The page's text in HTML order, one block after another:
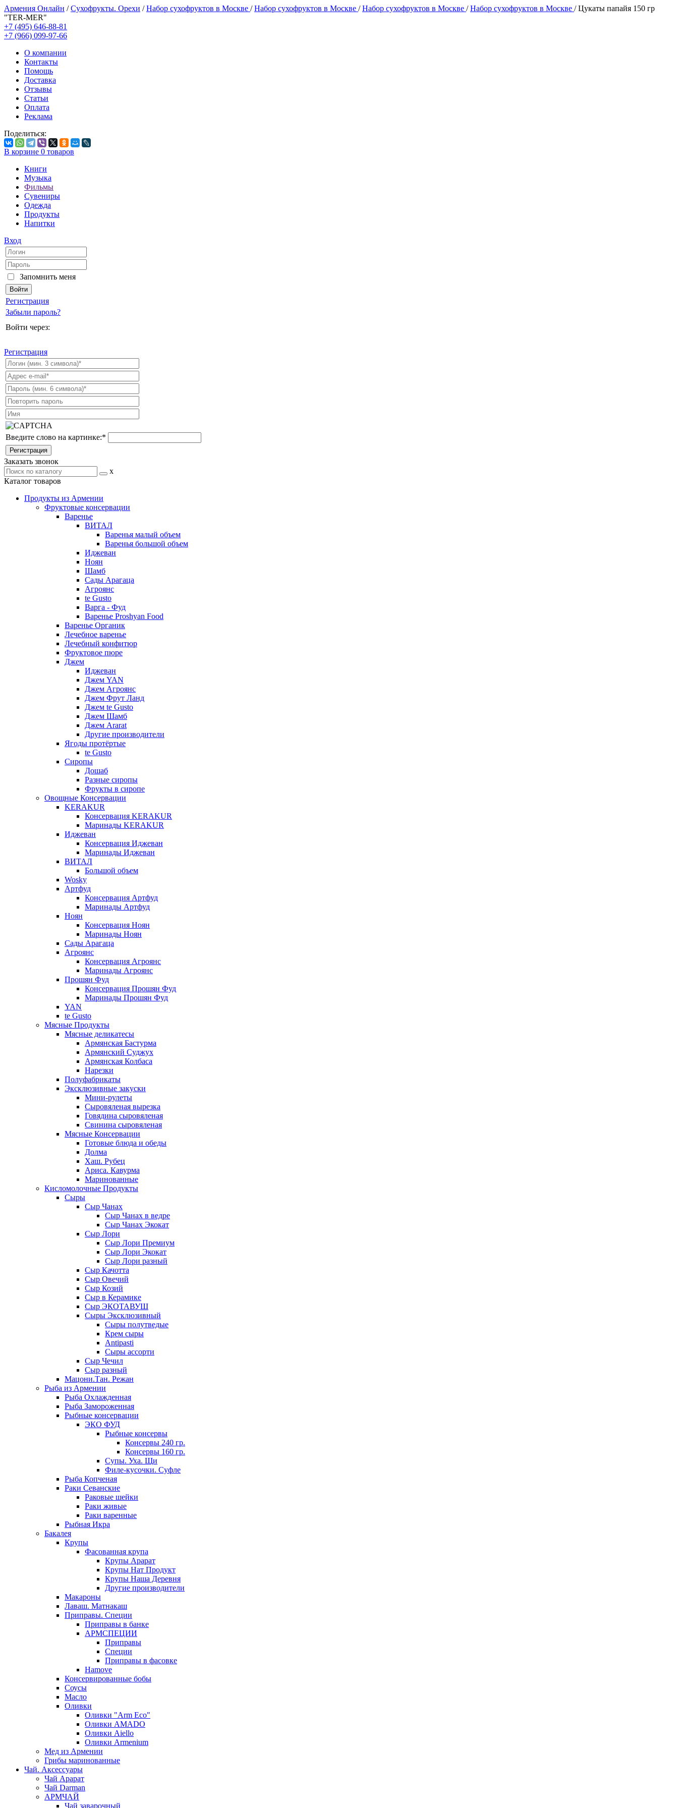
Армения Онлайн /Сухофрукты. Орехи /Набор сухофруктов в Москве /Набор сухофруктов в Москве /Набор сухофруктов в Москве /Набор сухофруктов в Москве /Цукаты папайя 150 гр
"TER-MER"
+7 (495) 646-88-81
+7 (966) 099-97-66
О компании
Контакты
Помощь
Доставка
Отзывы
Статьи
Оплата
Реклама
Поделиться:
В корзине 0 товаров
Книги
Музыка
Фильмы
Сувениры
Одежда
Продукты
Напитки
Вход
Запомнить меня
Регистрация
Забыли пароль?
Войти через:
Регистрация
Введите слово на картинке:*
Заказать звонок
x
Каталог товаров
Продукты из Армении
Фруктовые консервации
Варенье
ВИТАЛ
Варенья малый объем
Варенья большой объем
Иджеван
Ноян
Шамб
Сады Арагаца
Агроянс
te Gusto
Варга - Фуд
Варенье Proshyan Food
Варенье Органик
Лечебное варенье
Лечебный конфитюр
Фруктовое пюре
Джем
Иджеван
Джем YAN
Джем Агроянс
Джем Фрут Ланд
Джем te Gusto
Джем Шамб
Джем Ararat
Другие производители
Ягоды протёртые
te Gusto
Сиропы
Дошаб
Разные сиропы
Фрукты в сиропе
Овощные Консервации
KERAKUR
Консервация KERAKUR
Маринады KERAKUR
Иджеван
Консервация Иджеван
Маринады Иджеван
ВИТАЛ
Большой объем
Wosky
Артфуд
Консервация Артфуд
Маринады Артфуд
Ноян
Консервация Ноян
Маринады Ноян
Сады Арагаца
Агроянс
Консервация Агроянс
Маринады Агроянс
Прошян Фуд
Консервация Прошян Фуд
Маринады Прошян Фуд
YAN
te Gusto
Мясные Продукты
Мясные деликатесы
Армянская Бастурма
Армянский Суджух
Армянская Колбаса
Нарезки
Полуфабрикаты
Эксклюзивные закуски
Мини-рулеты
Сыровяленая вырезка
Говядина сыровяленая
Свинина сыровяленая
Мясные Консервации
Готовые блюда и обеды
Долма
Хаш. Рубец
Ариса. Кавурма
Маринованные
Кисломолочные Продукты
Сыры
Сыр Чанах
Сыр Чанах в ведре
Сыр Чанах Экокат
Сыр Лори
Сыр Лори Премиум
Сыр Лори Экокат
Сыр Лори разный
Сыр Качотта
Сыр Овечий
Сыр Козий
Сыр в Керамике
Сыр ЭКОТАВУШ
Сыры Эксклюзивный
Сыры полутведые
Крем сыры
Antipasti
Сыры ассорти
Сыр Чечил
Сыр разный
Мацони.Тан. Режан
Рыба из Армении
Рыба Охлажденная
Рыба Замороженная
Рыбные консервации
ЭКО ФУД
Рыбные консервы
Консервы 240 гр.
Консервы 160 гр.
Супы. Уха. Щи
Филе-кусочки. Суфле
Рыба Копченая
Раки Севанские
Раковые шейки
Раки живые
Раки варенные
Рыбная Икра
Бакалея
Крупы
Фасованная крупа
Крупы Арарат
Крупы Нат Продукт
Крупы Наша Деревня
Другие производители
Макароны
Лаваш. Матнакаш
Приправы. Специи
Приправы в банке
АРМСПЕЦИИ
Приправы
Специи
Приправы в фасовке
Hamove
Консервированные бобы
Соусы
Масло
Оливки
Оливки "Arm Eco"
Оливки AMADO
Оливки Aiello
Оливки Armenium
Мед из Армении
Грибы маринованные
Чай. Аксессуары
Чай Арарат
Чай Darman
АРМЧАЙ
Чай заварочный